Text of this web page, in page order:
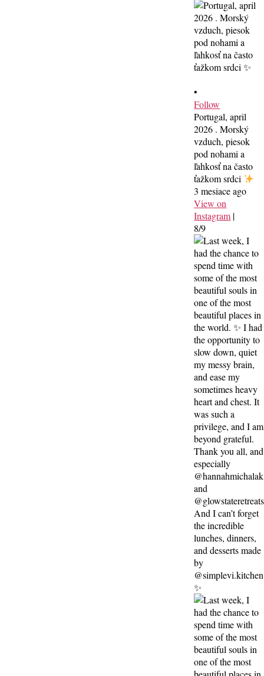
•
Follow
Portugal, april
2026 . Morský
vzduch, piesok
pod nohami a
ľahkosť na často
ťažkom srdci
3 mesiace ago
View on
Instagram |
8/9